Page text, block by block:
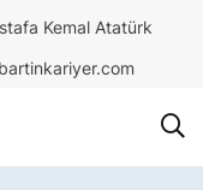
Kemal Atatürk